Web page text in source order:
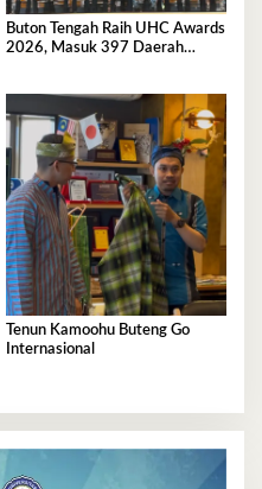
Buton Tengah Raih UHC Awards
2026, Masuk 397 Daerah
Tenun Kamoohu Buteng Go
Internasional